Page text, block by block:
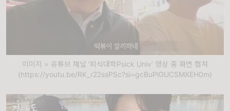
이미지 = 유튜브 채널 ‘피식대학Psick Univ’ 영상 중 화면 캡쳐
(https://youtu.be/RK_r22ssPSc?si=gcBuPlGUCSMXEH0m)